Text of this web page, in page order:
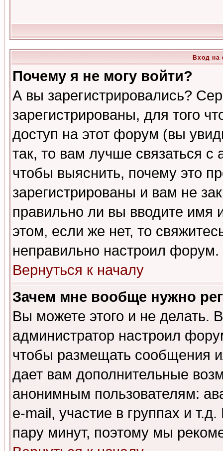
Вход на
Почему я не могу войти?
А вы зарегистрировались?
зарегистрированы, для того
доступ на этот форум (вы
так, то вам лучше связаться
чтобы выяснить, почему это
зарегистрированы и вам не
правильно ли вы вводите
этом, если же нет, то
неправильно настроил форум.
Вернуться к началу
Зачем мне вообще нужно
Вы можете этого и не делать.
администратор настроил
чтобы размещать сообщения
дает вам дополнительные
анонимным пользователям:
e-mail, участие в группах и
пару минут, поэтому мы